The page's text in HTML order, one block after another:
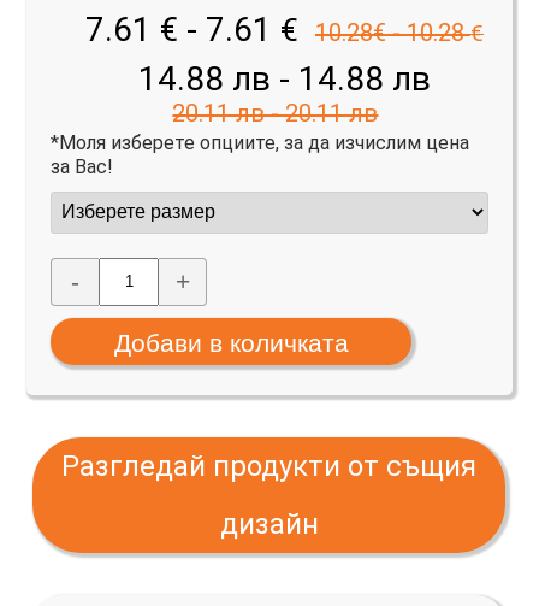
7.61 € - 7.61 € 10.28€ - 10.28 €
14.88 лв - 14.88 лв
20.11 лв - 20.11 лв
*Моля изберете опциите, за да изчислим цена
за Вас!
- +
Разгледай продукти от същия
дизайн